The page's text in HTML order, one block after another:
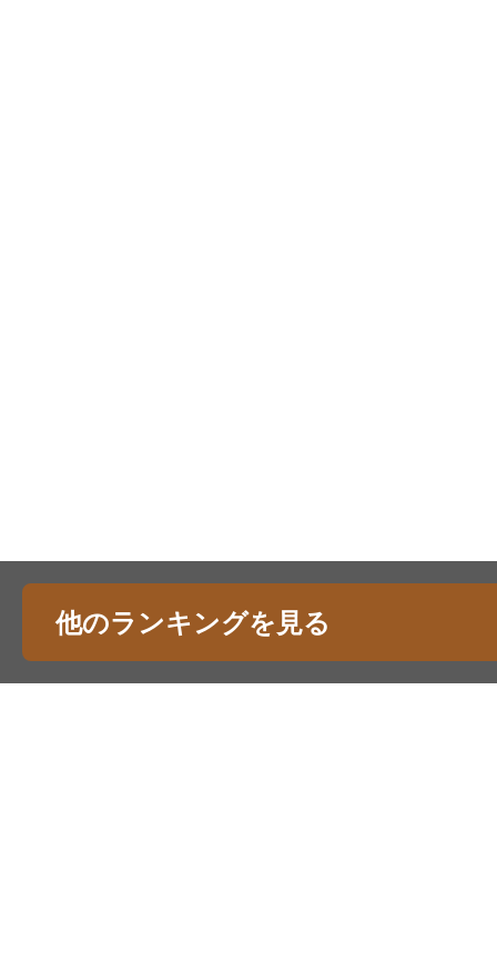
他のランキングを見る